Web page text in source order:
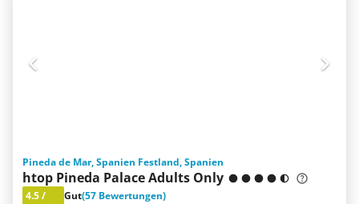
Pineda de Mar, Spanien Festland, Spanien
htop Pineda Palace Adults Only
4.5/
Gut(57 Bewertungen)